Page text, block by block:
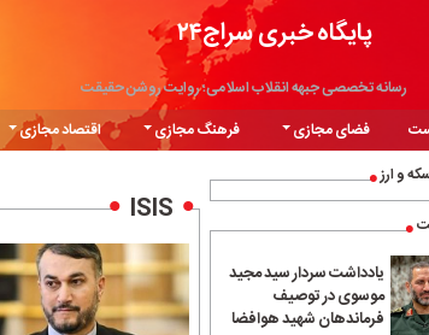
پایگاه خبری سراج۲۴
رسانه تخصصی جبهه انقلاب اسلامی؛ روایت روشن حقیقت
فضای مجازی فرهنگ مجازی اقتصاد مجازی
و ارز
یادداشت سردار سید مجید
موسوی در توصیف
فرماندهان شهید هوافضا
ISIS